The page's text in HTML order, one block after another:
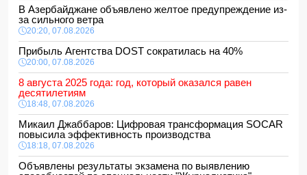
В Азербайджане объявлено желтое предупреждение из-
за сильного ветра
20:20, 07.08.2026
Прибыль Агентства DOST сократилась на 40%
20:00, 07.08.2026
8 августа 2025 года: год, который оказался равен
десятилетиям
18:48, 07.08.2026
Микаил Джаббаров: Цифровая трансформация SOCAR
повысила эффективность производства
18:18, 07.08.2026
Объявлены результаты экзамена по выявлению